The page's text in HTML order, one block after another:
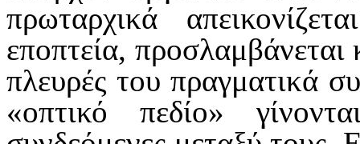
πρω­ταρχικά
εποπτεία,
πλευρές του πραγματικά
«οπτικό πεδίο»